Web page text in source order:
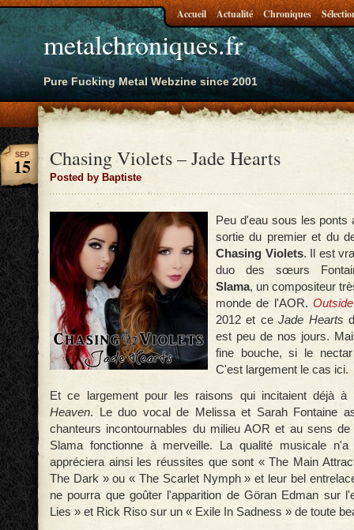
metalchroniques.fr
Pure Fucking Metal Webzine since 2001
Accueil Actualité Chroniques
Chasing Violets – Jade Hearts
Posted by Baptiste
SEP
15
Peu d'eau sous les ponts
sortie du premier et du
Chasing Violets. Il est
duo des sœurs
Slama, un compositeur
monde de l'AOR.
2012 et ceJade Hearts
est peu de nos jours.
fine bouche, si le
C'est largement le cas ici.
Et ce largement pour les raisons qui incitaient déjà
Heaven. Le duo vocal de Melissa et Sarah Fontaine
chanteurs incontournables du milieu AOR et au sens
Slama fonctionne à merveille. La qualité musicale
appréciera ainsi les réussites que sont « The Main
The Dark » ou « The Scarlet Nymph » et leur bel
ne pourra que goûter l'apparition de Göran Edman sur
Lies » et Rick Riso sur un « Exile In Sadness » de toute